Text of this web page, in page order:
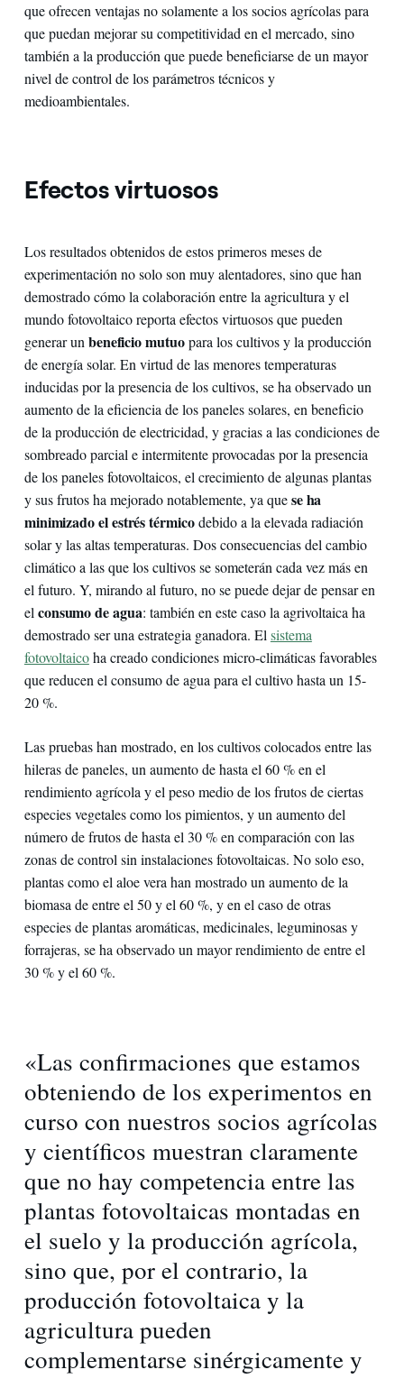
que ofrecen ventajas no solamente a los socios agrícolas para
que puedan mejorar su competitividad en el mercado, sino
también a la producción que puede beneficiarse de un mayor
nivel de control de los parámetros técnicos y
medioambientales.
Efectos virtuosos
Los resultados obtenidos de estos primeros meses de
experimentación no solo son muy alentadores, sino que han
demostrado cómo la colaboración entre la agricultura y el
mundo fotovoltaico reporta efectos virtuosos que pueden
generar unbeneficio mutuopara los cultivos y la producción
de energía solar. En virtud de las menores temperaturas
inducidas por la presencia de los cultivos, se ha observado un
aumento de la eficiencia de los paneles solares, en beneficio
de la producción de electricidad, y gracias a las condiciones de
sombreado parcial e intermitente provocadas por la presencia
de los paneles fotovoltaicos, el crecimiento de algunas plantas
y sus frutos ha mejorado notablemente, ya quese ha
minimizado el estrés térmicodebido a la elevada radiación
solar y las altas temperaturas. Dos consecuencias del cambio
climático a las que los cultivos se someterán cada vez más en
el futuro. Y, mirando al futuro, no se puede dejar de pensar en
elconsumo de agua: también en este caso la agrivoltaica ha
demostrado ser una estrategia ganadora. Elsistema
fotovoltaicoha creado condiciones micro-climáticas favorables
que reducen el consumo de agua para el cultivo hasta un 15-
20 %.
Las pruebas han mostrado, en los cultivos colocados entre las
hileras de paneles, un aumento de hasta el 60 % en el
rendimiento agrícola y el peso medio de los frutos de ciertas
especies vegetales como los pimientos, y un aumento del
número de frutos de hasta el 30 % en comparación con las
zonas de control sin instalaciones fotovoltaicas. No solo eso,
plantas como el aloe vera han mostrado un aumento de la
biomasa de entre el 50 y el 60 %, y en el caso de otras
especies de plantas aromáticas, medicinales, leguminosas y
forrajeras, se ha observado un mayor rendimiento de entre el
30 % y el 60 %.
«Las confirmaciones que estamos
obteniendo de los experimentos en
curso con nuestros socios agrícolas
y científicos muestran claramente
que no hay competencia entre las
plantas fotovoltaicas montadas en
el suelo y la producción agrícola,
sino que, por el contrario, la
producción fotovoltaica y la
agricultura pueden
complementarse sinérgicamente y